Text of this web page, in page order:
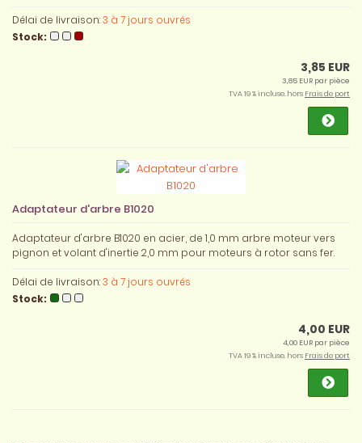
Délai de livraison:3 à 7 jours ouvrés
Stock:
3,85 EUR
3,85 EUR par pièce
TVA 19 % incluse. hors Frais de port
Adaptateur d'arbre B1020
Adaptateur d'arbre B1020 en acier, de 1,0 mm arbre moteur vers
pignon et volant d'inertie 2,0 mm pour moteurs à rotor sans fer.
Délai de livraison:3 à 7 jours ouvrés
Stock:
4,00 EUR
4,00 EUR par pièce
TVA 19 % incluse. hors Frais de port